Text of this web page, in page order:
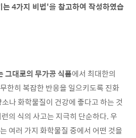
4가지 비법'을 참고하여 작성하였습
그대로의 무가공 식품에서 최대한의
한히 복잡한 반응을 일으키도록 진화
나 화학물질이 건강에 좋다고 하는 것
의 식의 사고는 지극히 단순하다. 우
여러 가지 화학물질 중에서 어떤 것을